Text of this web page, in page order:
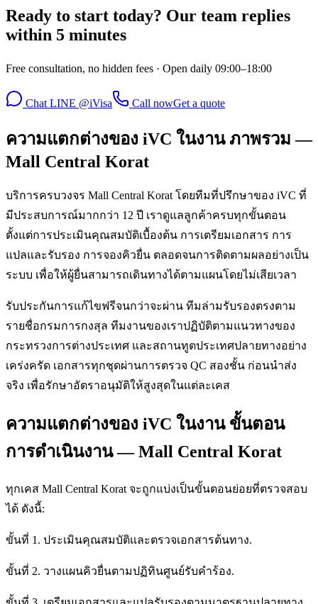
Ready to start today? Our team replies
within 5 minutes
Free consultation, no hidden fees · Open daily 09:00–18:00
Chat LINE @iVisa Call nowGet a quote
ความแตกต่างของ iVC ในงาน ภาพรวม —
Mall Central Korat
บริการครบวงจร Mall Central Korat โดยทีมที่ปรึกษาของ iVC ที่
มีประสบการณ์มากกว่า 12 ปี เราดูแลลูกค้าครบทุกขั้นตอน
ตั้งแต่การประเมินคุณสมบัติเบื้องต้น การเตรียมเอกสาร การ
แปลและรับรอง การจองคิวยื่น ตลอดจนการติดตามผลอย่างเป็น
ระบบ เพื่อให้ผู้ยื่นสามารถเดินทางได้ตามแผนโดยไม่เสียเวลา
รับประกันการแก้ไขฟรีจนกว่าจะผ่าน ทีมล่ามรับรองตรงตาม
รายชื่อกรมการกงสุล ทีมงานของเราปฏิบัติตามแนวทางของ
กระทรวงการต่างประเทศ และสถานทูตประเทศปลายทางอย่าง
เคร่งครัด เอกสารทุกชุดผ่านการตรวจ QC สองชั้น ก่อนนำส่ง
จริง เพื่อรักษาอัตราอนุมัติให้สูงสุดในแต่ละเคส
ความแตกต่างของ iVC ในงาน ขั้นตอน
การดำเนินงาน — Mall Central Korat
ทุกเคส Mall Central Korat จะถูกแบ่งเป็นขั้นตอนย่อยที่ตรวจสอบ
ได้ ดังนี้:
ขั้นที่ 1. ประเมินคุณสมบัติและตรวจเอกสารต้นทาง.
ขั้นที่ 2. วางแผนคิวยื่นตามปฏิทินศูนย์รับคำร้อง.